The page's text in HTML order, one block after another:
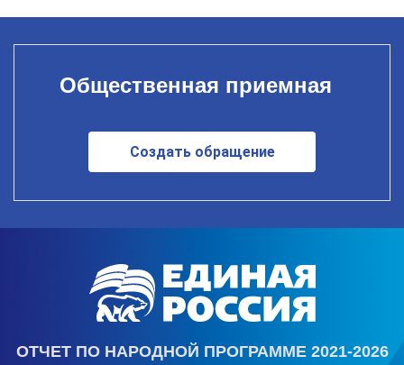
Общественная приемная
Создать обращение
ОТЧЕТ ПО НАРОДНОЙ ПРОГРАММЕ 2021-2026